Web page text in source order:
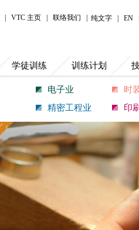
VTC 主页 联络我们 纯文字 EN
学徒训练 训练计划
电子业
时
精密工程业 印